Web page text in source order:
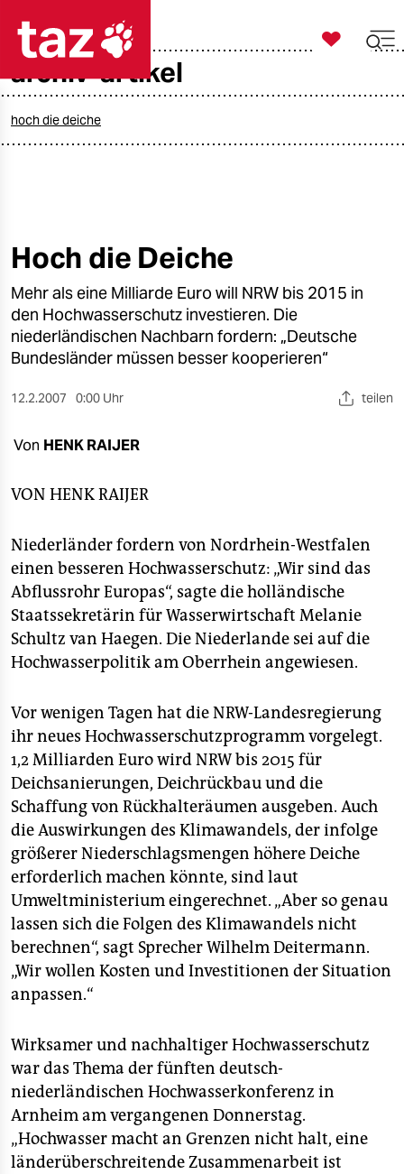
öko
gesellschaft
kultur
sport
berlin
nord
wahrheit
verlag
veranstaltungen
shop
fragen & hilfe
unterstützen
abo
genossenschaft
epaper login

taz zahl ich
archiv-artikel
hoch die deiche
Hoch die Deiche
Mehr als eine Milliarde Euro will NRW bis 2015 in
den Hochwasserschutz investieren. Die
niederländischen Nachbarn fordern: „Deutsche
Bundesländer müssen besser kooperieren“
12.2.2007 0:00 Uhr teilen
Von HENK RAIJER
VON HENK RAIJER
Niederländer fordern von Nordrhein-Westfalen
einen besseren Hochwasserschutz: „Wir sind das
Abflussrohr Europas“, sagte die holländische
Staatssekretärin für Wasserwirtschaft Melanie
Schultz van Haegen. Die Niederlande sei auf die
Hochwasserpolitik am Oberrhein angewiesen.
Vor wenigen Tagen hat die NRW-Landesregierung
ihr neues Hochwasserschutzprogramm vorgelegt.
1,2 Milliarden Euro wird NRW bis 2015 für
Deichsanierungen, Deichrückbau und die
Schaffung von Rückhalteräumen ausgeben. Auch
die Auswirkungen des Klimawandels, der infolge
größerer Niederschlagsmengen höhere Deiche
erforderlich machen könnte, sind laut
Umweltministerium eingerechnet. „Aber so genau
lassen sich die Folgen des Klimawandels nicht
berechnen“, sagt Sprecher Wilhelm Deitermann.
„Wir wollen Kosten und Investitionen der Situation
anpassen.“
Wirksamer und nachhaltiger Hochwasserschutz
war das Thema der fünften deutsch-
niederländischen Hochwasserkonferenz in
Arnheim am vergangenen Donnerstag.
„Hochwasser macht an Grenzen nicht halt, eine
länderüberschreitende Zusammenarbeit ist